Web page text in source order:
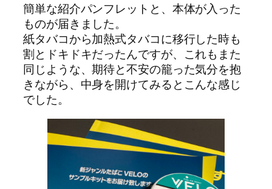
簡単な紹介パンフレットと、本体が入った
ものが届きました。
紙タバコから加熱式タバコに移行した時も
割とドキドキだったんですが、これもまた
同じような、期待と不安の籠った気分を抱
きながら、中身を開けてみるとこんな感じ
でした。